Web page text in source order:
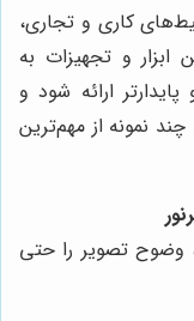
کاری و تجاری،
و تجهیزات به
ارائه شود و
نمونه از مهم‌ترین
وضوح تصویر را حتی